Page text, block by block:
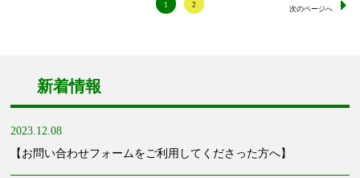
1 2 次のページへ
新着情報
2023.12.08
【お問い合わせフォームをご利用してくださった方へ】